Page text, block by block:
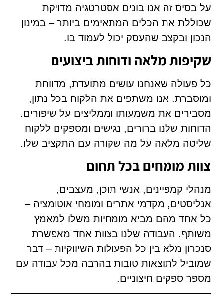
על בסיס זה אנו בונים אסטרטגיה מדויקת
שכוללת את הכלים המתאימים ביותר – במינון
הנכון ובקצב שהעסק יכול לעמוד בו.
שקיפות מלאה ודוחות ביצועים
כל פעולה שאנחנו עושים מתועדת, מדווחת
ומוסברת. אנו משתפים את הלקוח בכל נתון,
מסבירים את משמעותו וממליצים על שיפורים.
הדוחות שלנו ברורים, נגישים ומספקים ללקוח
שליטה מלאה על מה שקורה עם התקציב שלו.
צוות מומחים בכל תחום
מנהלי קמפיינים, אנשי תוכן, מעצבים,
אנליסטים, מקדמי אתרים ומומחי אוטומציה –
כל אחד מהם מביא מומחיות משלו למאמץ
משותף. העבודה שלנו בצוות אחד מאפשרת
סנכרון מלא בין כל הפעולות השיווקיות – דבר
שמוביל לתוצאות טובות בהרבה מכל עבודה עם
מספר ספקים חיצוניים.